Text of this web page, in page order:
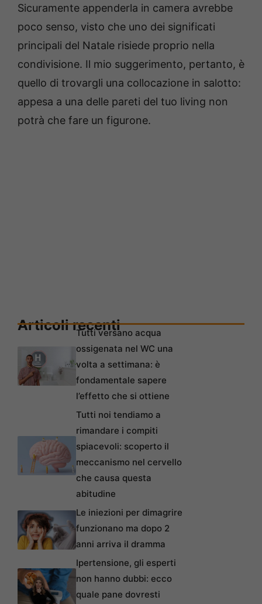
Sicuramente appenderla in camera avrebbe
poco senso, visto che uno dei significati
principali del Natale risiede proprio nella
condivisione. Il mio suggerimento, pertanto, è
quello di trovargli una collocazione in salotto:
appesa a una delle pareti del tuo living non
potrà che fare un figurone.
Articoli recenti
Tutti versano acqua
ossigenata nel WC una
volta a settimana: è
fondamentale sapere
l’effetto che si ottiene
Tutti noi tendiamo a
rimandare i compiti
spiacevoli: scoperto il
meccanismo nel cervello
che causa questa
abitudine
Le iniezioni per dimagrire
funzionano ma dopo 2
anni arriva il dramma
Ipertensione, gli esperti
non hanno dubbi: ecco
quale pane dovresti